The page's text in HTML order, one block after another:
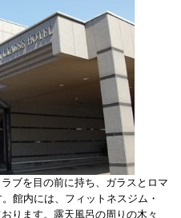
ブを目の前に持ち、ガラスとロマ
館内には、フィットネスジム・
ります。露天風呂の周りの木々